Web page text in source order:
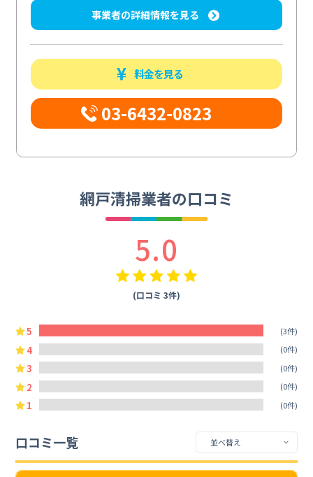
事業者の詳細情報を見る
料金を見る
03-6432-0823
網戸清掃業者の口コミ
5.0
(口コミ 3件)
5 (3件)
4 (0件)
3 (0件)
2 (0件)
1 (0件)
口コミ一覧